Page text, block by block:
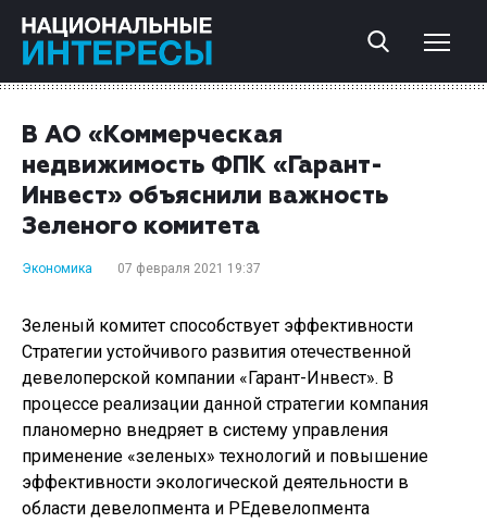
В АО «Коммерческая
недвижимость ФПК «Гарант-
Инвест» объяснили важность
Зеленого комитета
Экономика 07 февраля 2021 19:37
Зеленый комитет способствует эффективности
Стратегии устойчивого развития отечественной
девелоперской компании «Гарант-Инвест». В
процессе реализации данной стратегии компания
планомерно внедряет в систему управления
применение «зеленых» технологий и повышение
эффективности экологической деятельности в
области девелопмента и РЕдевелопмента